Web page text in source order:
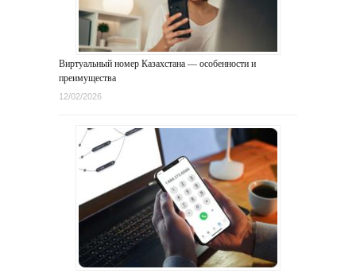
Виртуальный номер Казахстана — особенности и
преимущества
12/02/2026